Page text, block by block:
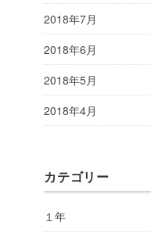
2018年7月
2018年6月
2018年5月
2018年4月
カテゴリー
１年